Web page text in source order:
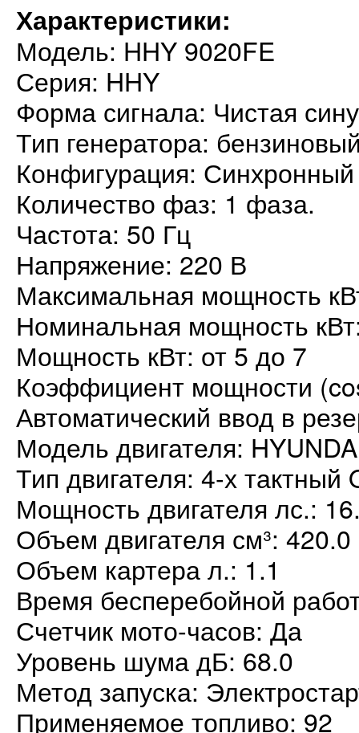
Характеристики:
Модель: HHY 9020FE
Серия: HHY
Форма сигнала: Чистая
Тип генератора:
Конфигурация: Синхронный
Количество фаз: 1 фаза.
Частота: 50 Гц
Напряжение: 220 В
Максимальная мощность
Номинальная мощность
Мощность кВт: от 5 до 7
Коэффициент мощности
Автоматический ввод в
Модель двигателя:
Тип двигателя: 4-х тактный
Мощность двигателя лс.:
Объем двигателя см³: 420.0
Объем картера л.: 1.1
Время бесперебойной
Счетчик мото-часов: Да
Уровень шума дБ: 68.0
Метод запуска:
Применяемое топливо: 92